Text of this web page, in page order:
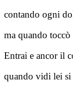
contando ogni
ma quando toccò
Entrai e ancor il
quando vidi lei si